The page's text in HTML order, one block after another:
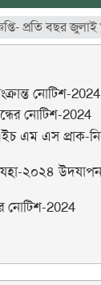
প্রতি বছর জুলাই
নোটিশ-2024
নোটিশ-2024
এম এস প্রাক-
২০২৪ উদযাপন
নোটিশ-2024